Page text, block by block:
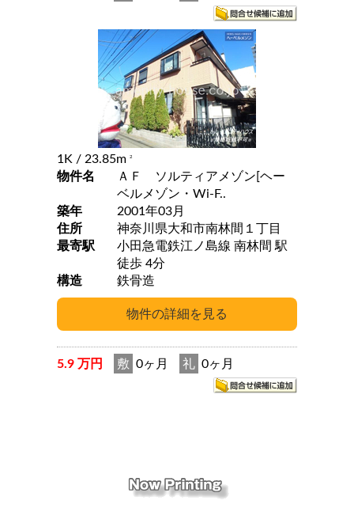
1K / 23.85m 2
物件名
ＡＦ ソルティアメゾン[ヘー
ベルメゾン・Wi-F..
築年
2001年03月
住所
神奈川県大和市南林間１丁目
最寄駅
小田急電鉄江ノ島線 南林間 駅
徒歩 4分
構造
鉄骨造
5.9 万円 敷 0ヶ月 礼 0ヶ月